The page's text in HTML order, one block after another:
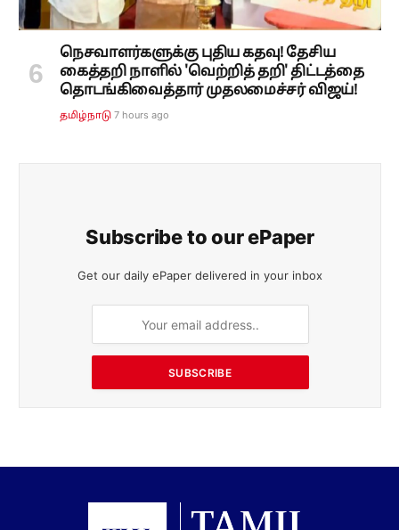
நெசவாளர்களுக்கு புதிய கதவு! தேசிய
கைத்தறி நாளில் 'வெற்றித் தறி' திட்டத்தை
தொடங்கிவைத்தார் முதலமைச்சர் விஜய்!
தமிழ்நாடு 7 hours ago
Subscribe to our ePaper
Get our daily ePaper delivered in your inbox
SUBSCRIBE